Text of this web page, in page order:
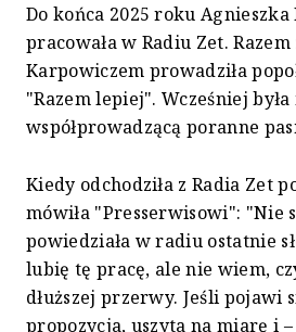
Do końca 2025 roku Agnieszka
pracowała w Radiu Zet.
Karpowiczem prowadziła
"Razem lepiej". Wcześniej była
współprowadzącą poranne
Kiedy odchodziła z Radia Zet
mówiła "Presserwisowi": "Nie
powiedziała w radiu ostatnie
lubię tę pracę, ale nie wiem,
dłuższej przerwy. Jeśli pojawi
propozycja, uszyta na miarę i